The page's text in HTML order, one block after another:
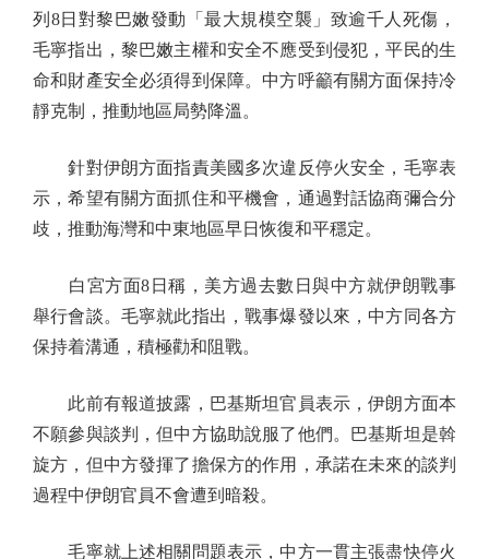
列8日對黎巴嫩發動「最大規模空襲」致逾千人死傷，
毛寧指出，黎巴嫩主權和安全不應受到侵犯，平民的生
命和財產安全必須得到保障。中方呼籲有關方面保持冷
靜克制，推動地區局勢降溫。
針對伊朗方面指責美國多次違反停火安全，毛寧表
示，希望有關方面抓住和平機會，通過對話協商彌合分
歧，推動海灣和中東地區早日恢復和平穩定。
白宮方面8日稱，美方過去數日與中方就伊朗戰事
舉行會談。毛寧就此指出，戰事爆發以來，中方同各方
保持着溝通，積極勸和阻戰。
此前有報道披露，巴基斯坦官員表示，伊朗方面本
不願參與談判，但中方協助說服了他們。巴基斯坦是斡
旋方，但中方發揮了擔保方的作用，承諾在未來的談判
過程中伊朗官員不會遭到暗殺。
毛寧就上述相關問題表示，中方一貫主張盡快停火